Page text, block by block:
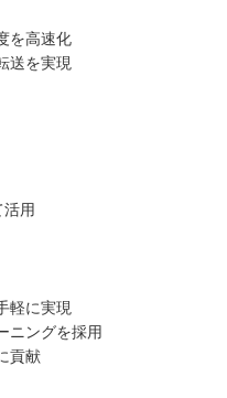
を高速化
送を実現
用
軽に実現
ニングを採用
貢献